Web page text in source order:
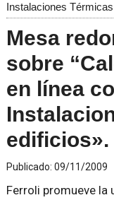
Instalaciones
Mesa
sobre
en línea
edificios».
Publicado: 09/11/2009
Ferroli promueve